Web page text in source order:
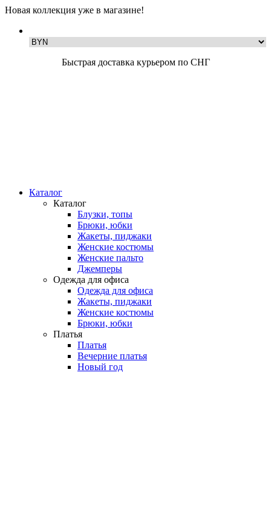
Новая коллекция уже в магазине!
Быстрая доставка курьером по СНГ
Каталог
Каталог
Блузки, топы
Брюки, юбки
Жакеты, пиджаки
Женские костюмы
Женские пальто
Джемперы
Одежда для офиса
Одежда для офиса
Жакеты, пиджаки
Женские костюмы
Брюки, юбки
Платья
Платья
Вечерние платья
Новый год